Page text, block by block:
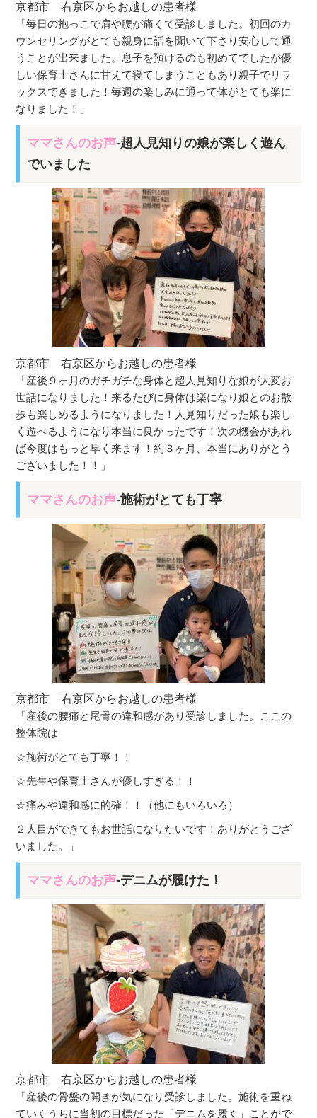
京都市 右京区からお越しの患者様
「毎日の抱っこで肩や腰が痛くて受診しました。初回のカ
ウンセリングがとても親身に話を聞いて下さり安心して通
うことが出来ました。息子を預けるのも初めてでしたが優
しい保育士さんに甘えて寝てしまうこともあり親子でリラ
ックスできました！毎週の楽しみに通って体がとても楽に
なりました！」
ママさんのお声-超人見知りの娘が楽しく遊ん
でいました
京都市 右京区からお越しの患者様
「産後９ヶ月のガチガチな身体と超人見知りな娘が大変お
世話になりました！来るたびに身体は楽になり娘とのお散
歩も楽しめるようになりました！人見知りだった娘も楽し
く遊べるようになり本当に良かったです！次の機会があれ
ば今度はもっと早く来ます！約３ヶ月、本当にありがとう
ございました！！」
ママさんのお声-施術がとても丁寧
京都市 右京区からお越しの患者様
「産後の腰痛と尾骨の違和感があり受診しました。ここの
整体院は
☆施術がとても丁寧！！
☆先生や保育士さんが優しすぎる！！
☆痛みや違和感に的確！！（他にもいろいろ）
２人目ができてもお世話になりたいです！ありがとうござ
いました。」
ママさんのお声-デニムが履けた！
京都市 右京区からお越しの患者様
「産後の骨盤の開きが気になり受診しました。施術を重ね
ていくうちに当初の目標だった「デニムを履く」ことがで